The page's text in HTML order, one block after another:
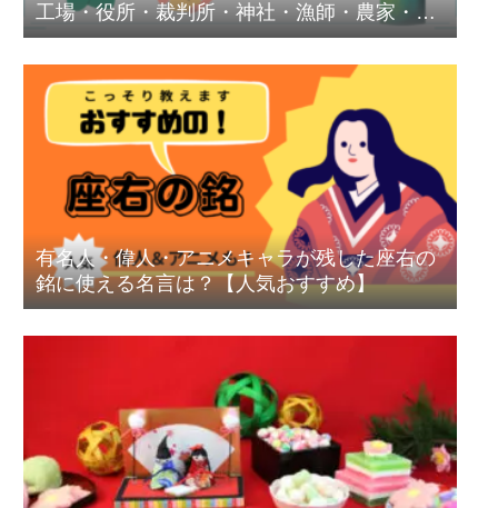
工場・役所・裁判所・神社・漁師・農家・保
育幼稚園・病院・美容室・パチンコ屋・総理
大臣】
有名人・偉人・アニメキャラが残した座右の
銘に使える名言は？【人気おすすめ】